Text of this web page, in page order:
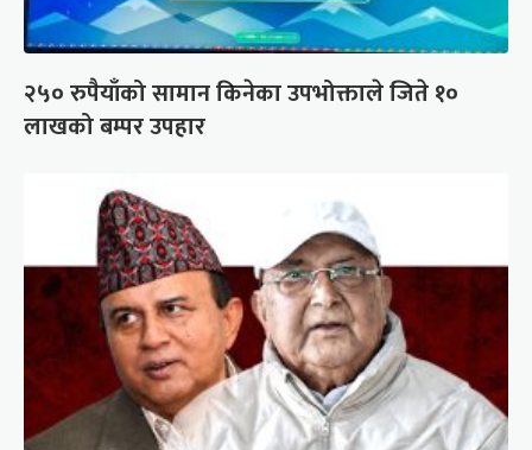
२५० रुपैयाँको सामान किनेका उपभोक्ताले जिते १०
लाखको बम्पर उपहार